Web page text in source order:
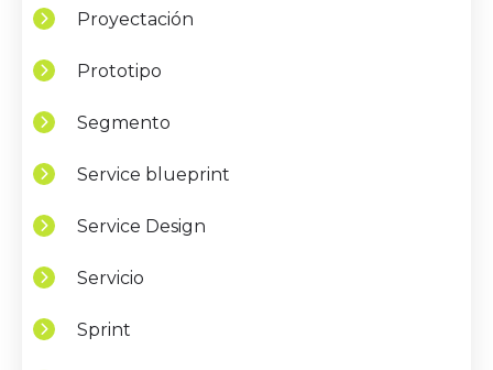
Proyectación
Prototipo
Segmento
Service blueprint
Service Design
Servicio
Sprint